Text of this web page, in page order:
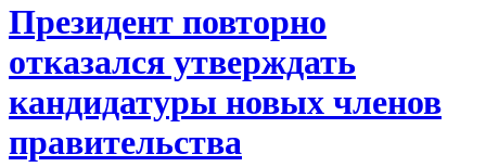
Президент повторно
отказался утверждать
кандидатуры новых членов
правительства